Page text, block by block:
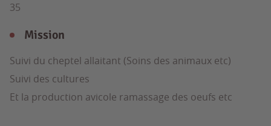
35
Mission
Suivi du cheptel allaitant (Soins des animaux etc)
Suivi des cultures
Et la production avicole ramassage des oeufs etc